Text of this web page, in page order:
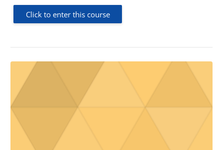
Click to enter this course